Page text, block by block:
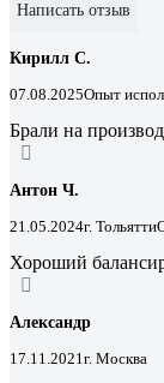
Написать отзыв
Кирилл С.
07.08.2025Опыт
Брали на
Антон Ч.
21.05.2024г. Тольятти
Хороший
Александр
17.11.2021г. Москва